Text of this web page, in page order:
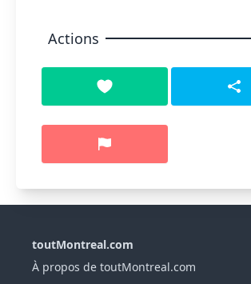
Actions
toutMontreal.com
À propos de toutMontreal.com